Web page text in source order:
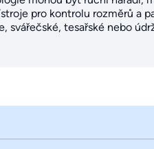
pro kontrolu rozměrů a
svářečské, tesařské nebo